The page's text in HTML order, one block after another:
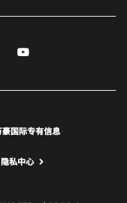
LinkedIn
国际专有信息
隐私中心